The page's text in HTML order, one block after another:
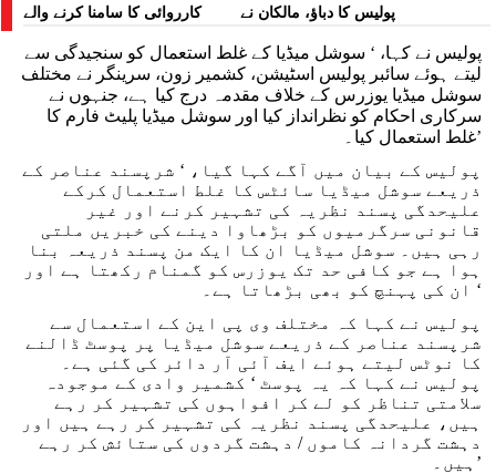
کارروائی کا سامنا کرنے والے
پولیس کا دباؤ، مالکان نے
پولیس نے کہا، ‘ سوشل میڈیا کے غلط استعمال کو سنجیدگی سے
لیتے ہوئے سائبر پولیس اسٹیشن، کشمیر زون، سرینگر نے مختلف
سوشل میڈیا یوزرس کے خلاف مقدمہ درج کیا ہے، جنہوں نے
سرکاری احکام کو نظرانداز کیا اور سوشل میڈیا پلیٹ فارم کا
غلط استعمال کیا۔’
پولیس کے بیان میں آگے کہا گیا، ‘ شرپسند عناصر کے
ذریعے سوشل میڈیا سائٹس کا غلط استعمال کرکے
علیحدگی پسند نظریہ کی تشہیر کرنے اور غیر
قانونی سرگرمیوں کو بڑھاوا دینے کی خبریں ملتی
رہی ہیں۔ سوشل میڈیا ان کا ایک من پسند ذریعہ بنا
ہوا ہے جو کافی حد تک یوزرس کو گمنام رکھتا ہے اور
ان کی پہنچ کو بھی بڑھاتا ہے۔ ‘
پولیس نے کہا کہ مختلف وی پی این کے استعمال سے
شرپسند عناصر کے ذریعے سوشل میڈیا پر پوسٹ ڈالنے
کا نوٹس لیتے ہوئے ایف آئی آر دائر کی گئی ہے۔
پولیس نے کہا کہ یہ پوسٹ ‘ کشمیر وادی کے موجودہ
سلامتی تناظر کو لے کر افواہوں کی تشہیر کر رہے
ہیں، علیحدگی پسند نظریہ کی تشہیر کر رہے ہیں اور
دہشت گردانہ کاموں / دہشت گردوں کی ستائش کر رہے
ہیں۔’